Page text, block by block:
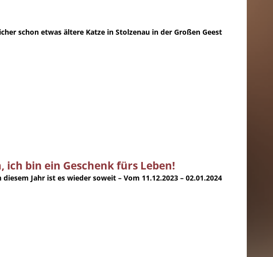
schon etwas ältere Katze in Stolzenau in der Großen Geest
ich bin ein Geschenk fürs Leben!
diesem Jahr ist es wieder soweit – Vom 11.12.2023 – 02.01.2024